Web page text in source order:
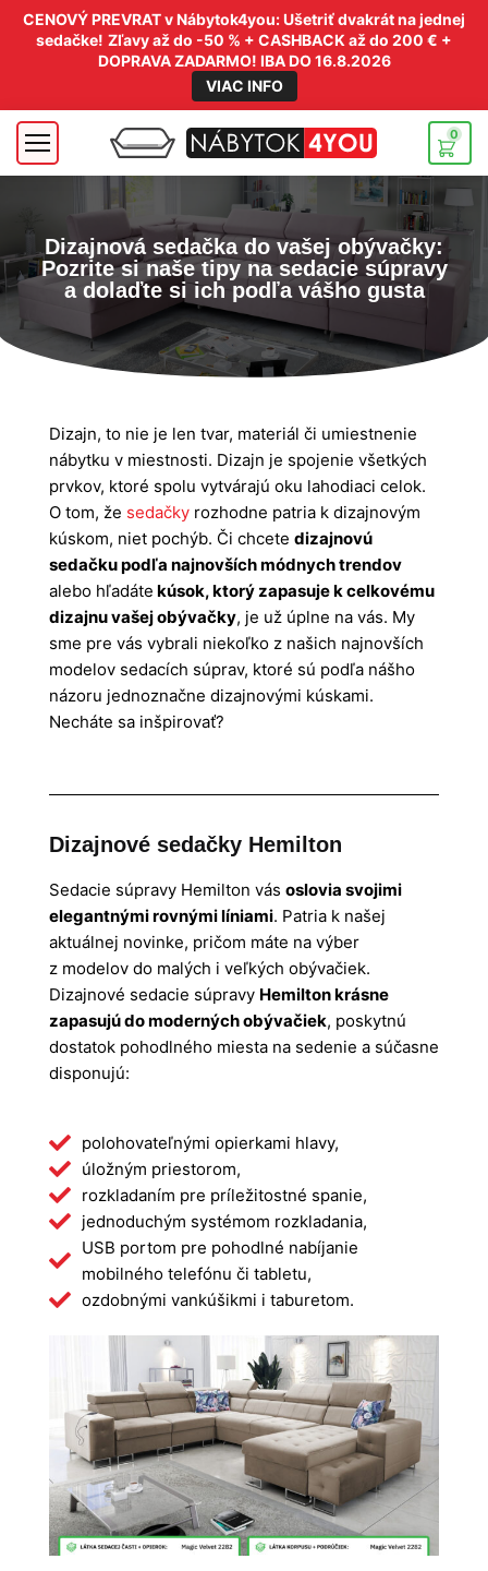
CENOVÝ PREVRAT v Nábytok4you: Ušetriť dvakrát na jednej
sedačke! Zľavy až do -50 % + CASHBACK až do 200 € +
DOPRAVA ZADARMO! IBA DO 16.8.2026
VIAC INFO
0
Dizajnová sedačka do vašej obývačky:
Pozrite si naše tipy na sedacie súpravy
a dolaďte si ich podľa vášho gusta
Dizajn, to nie je len tvar, materiál či umiestnenie
nábytku v miestnosti. Dizajn je spojenie všetkých
prvkov, ktoré spolu vytvárajú oku lahodiaci celok.
O tom, že sedačky rozhodne patria k dizajnovým
kúskom, niet pochýb. Či chcete dizajnovú
sedačku podľa najnovších módnych trendov
alebo hľadáte kúsok, ktorý zapasuje k celkovému
dizajnu vašej obývačky, je už úplne na vás. My
sme pre vás vybrali niekoľko z našich najnovších
modelov sedacích súprav, ktoré sú podľa nášho
názoru jednoznačne dizajnovými kúskami.
Necháte sa inšpirovať?
Dizajnové sedačky Hemilton
Sedacie súpravy Hemilton vás oslovia svojimi
elegantnými rovnými líniami. Patria k našej
aktuálnej novinke, pričom máte na výber
z modelov do malých i veľkých obývačiek.
Dizajnové sedacie súpravy Hemilton krásne
zapasujú do moderných obývačiek, poskytnú
dostatok pohodlného miesta na sedenie a súčasne
disponujú:
polohovateľnými opierkami hlavy,
úložným priestorom,
rozkladaním pre príležitostné spanie,
jednoduchým systémom rozkladania,
USB portom pre pohodlné nabíjanie
mobilného telefónu či tabletu,
ozdobnými vankúšikmi i taburetom.